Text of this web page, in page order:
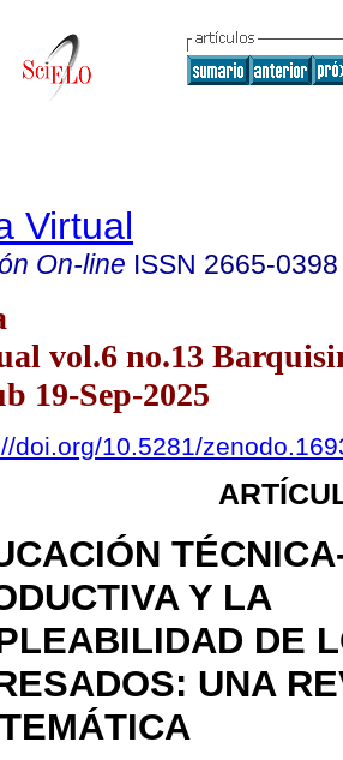
Virtual
On-line ISSN 2665-0398
vol.6 no.13
19-Sep-2025
doi.org/10.5281/
Y LA
DE
UNA